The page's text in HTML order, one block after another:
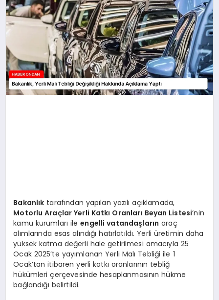
Bakanlık tarafından yapılan yazılı açıklamada,
Motorlu Araçlar Yerli Katkı Oranları Beyan Listesi‘nin
kamu kurumları ileengelli vatandaşların araç
alımlarında esas alındığı hatırlatıldı. Yerli üretimin daha
yüksek katma değerli hale getirilmesi amacıyla 25
Ocak 2025’te yayımlanan Yerli Malı Tebliği ile 1
Ocak’tan itibaren yerli katkı oranlarının tebliğ
hükümleri çerçevesinde hesaplanmasının hükme
bağlandığı belirtildi.